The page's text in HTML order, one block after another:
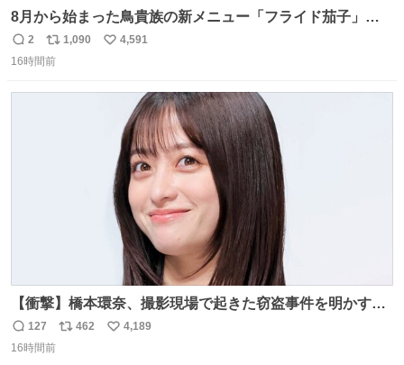
8月から始まった鳥貴族の新メニュー「フライド茄子」が
うますぎでした 信じて……
返
信
2
リ
ポ
1,090
い
4,591
16時間前
【衝撃】橋本環奈、撮影現場で起きた窃盗事件を明かす
「警察が来てました」 news.livedoor.com/article/detail…
橋本は「撮影現場で照明さんのケーブルが盗まれて…。廃
返
信
127
リ
462
い
4,189
16時間前